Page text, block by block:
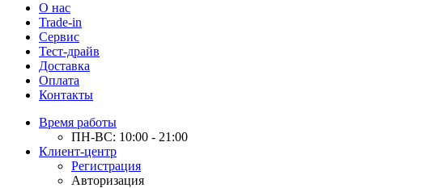
О нас
Trade-in
Сервис
Тест-драйв
Доставка
Оплата
Контакты
Время работы
ПН-ВС: 10:00 - 21:00
Клиент-центр
Регистрация
Авторизация